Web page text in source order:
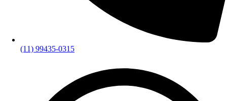
(11) 99435-0315